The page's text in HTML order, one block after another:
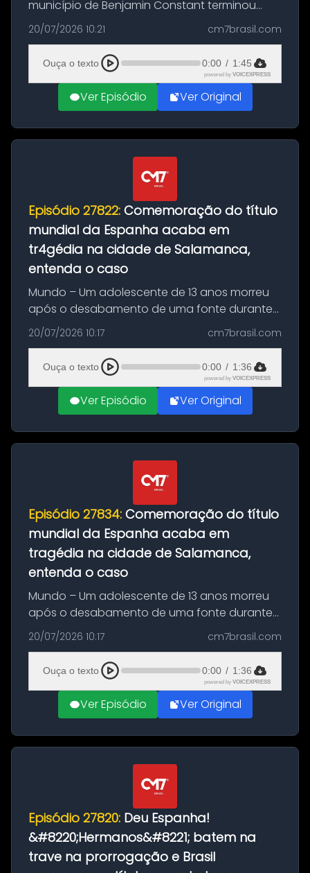
município de Benjamin Constant terminou
com a apreensão de aproximadamente 115
quilos de entorpecentes em uma
embarcação atracada no porto da cidade. O
materia...
20/07/2026 10:21 cm7brasil.com
Ouça o texto 0:00 / 1:45
powered by VOICEXPRESS
Ver Episódio Ver Original
Episódio 27822: Comemoração do título
mundial da Espanha acaba em
tr4gédia na cidade de Salamanca,
entenda o caso
Mundo – Um adolescente de 13 anos morreu
após o desabamento de uma fonte durante
as comemorações pelo título da Copa do
Mundo conquistado pela Espanha, em
Ciudad Rodrigo, na província de Salamanca,
no...
20/07/2026 10:17 cm7brasil.com
Ouça o texto 0:00 / 1:36
powered by VOICEXPRESS
Ver Episódio Ver Original
Episódio 27834: Comemoração do título
mundial da Espanha acaba em
tragédia na cidade de Salamanca,
entenda o caso
Mundo – Um adolescente de 13 anos morreu
após o desabamento de uma fonte durante
as comemorações pelo título da Copa do
Mundo conquistado pela Espanha, em
Ciudad Rodrigo, na província de Salamanca,
no...
20/07/2026 10:17 cm7brasil.com
Ouça o texto 0:00 / 1:36
powered by VOICEXPRESS
Ver Episódio Ver Original
Episódio 27820: Deu Espanha!
&#8220;Hermanos&#8221; batem na
trave na prorrogação e Brasil